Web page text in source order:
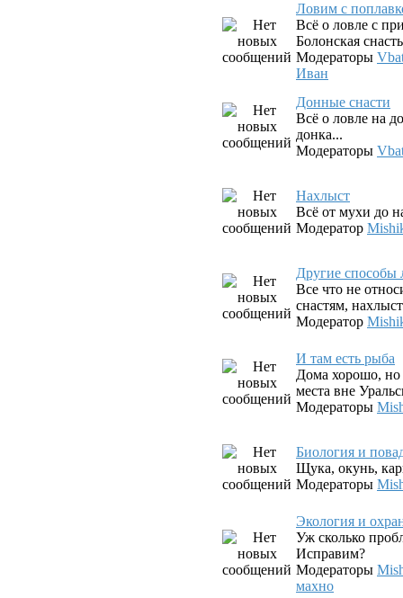
Ловим с
Всё о ловле с
Болонская
Модераторы
Иван
Донные снасти
Всё о ловле на
донка...
Модераторы
Нахлыст
Всё от мухи до
Модератор
Другие способы
Все что не
снастям,
Модератор
И там есть рыба
Дома хорошо, но
места вне
Модераторы
Биология и
Щука, окунь,
Модераторы
Экология и
Уж сколько
Исправим?
Модераторы
махно